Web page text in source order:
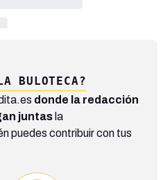
BULOTECA?
donde la redacción
juntas la
puedes contribuir con tus